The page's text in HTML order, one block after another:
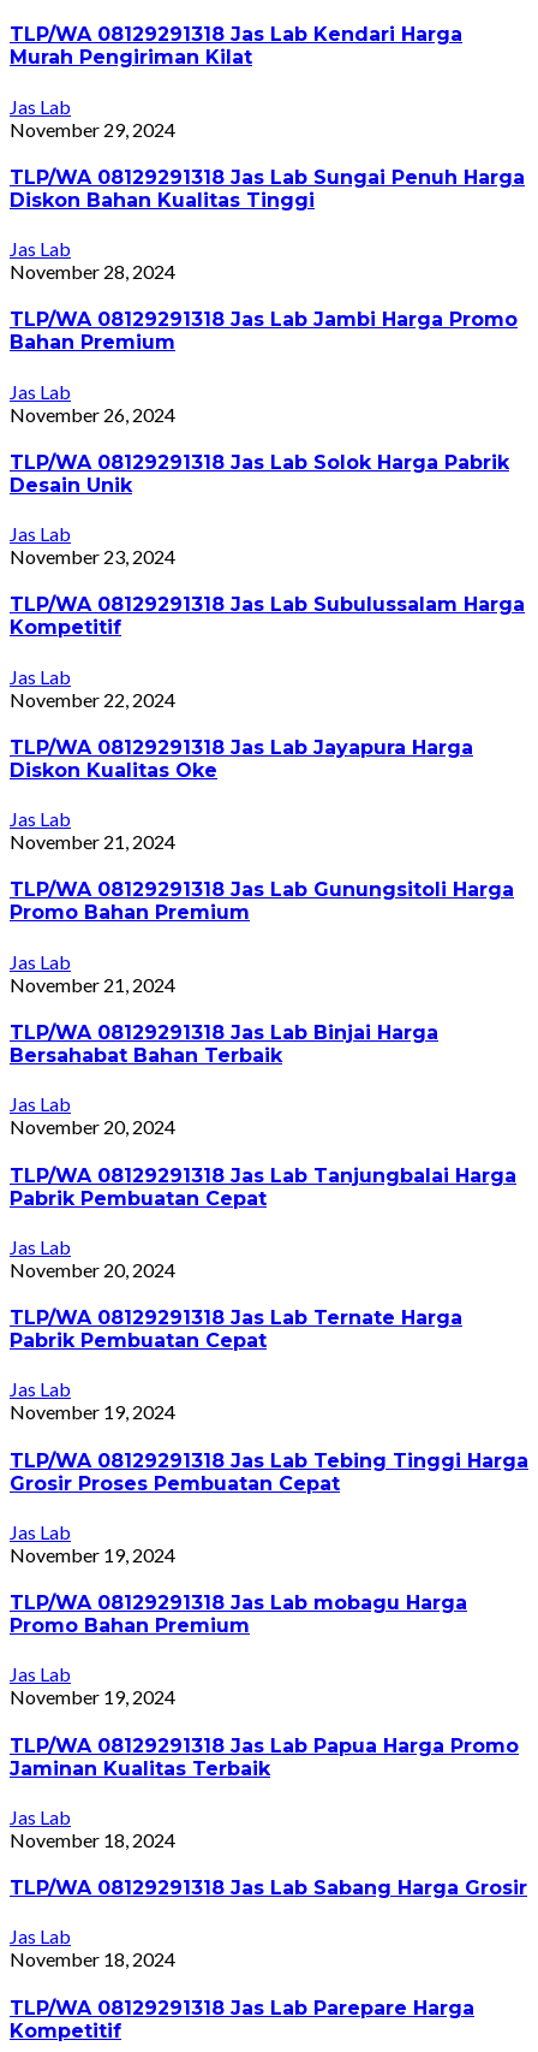
TLP/WA 08129291318 Jas Lab Kendari Harga
Murah Pengiriman Kilat
Jas Lab
November 29, 2024
TLP/WA 08129291318 Jas Lab Sungai Penuh Harga
Diskon Bahan Kualitas Tinggi
Jas Lab
November 28, 2024
TLP/WA 08129291318 Jas Lab Jambi Harga Promo
Bahan Premium
Jas Lab
November 26, 2024
TLP/WA 08129291318 Jas Lab Solok Harga Pabrik
Desain Unik
Jas Lab
November 23, 2024
TLP/WA 08129291318 Jas Lab Subulussalam Harga
Kompetitif
Jas Lab
November 22, 2024
TLP/WA 08129291318 Jas Lab Jayapura Harga
Diskon Kualitas Oke
Jas Lab
November 21, 2024
TLP/WA 08129291318 Jas Lab Gunungsitoli Harga
Promo Bahan Premium
Jas Lab
November 21, 2024
TLP/WA 08129291318 Jas Lab Binjai Harga
Bersahabat Bahan Terbaik
Jas Lab
November 20, 2024
TLP/WA 08129291318 Jas Lab Tanjungbalai Harga
Pabrik Pembuatan Cepat
Jas Lab
November 20, 2024
TLP/WA 08129291318 Jas Lab Ternate Harga
Pabrik Pembuatan Cepat
Jas Lab
November 19, 2024
TLP/WA 08129291318 Jas Lab Tebing Tinggi Harga
Grosir Proses Pembuatan Cepat
Jas Lab
November 19, 2024
TLP/WA 08129291318 Jas Lab mobagu Harga
Promo Bahan Premium
Jas Lab
November 19, 2024
TLP/WA 08129291318 Jas Lab Papua Harga Promo
Jaminan Kualitas Terbaik
Jas Lab
November 18, 2024
TLP/WA 08129291318 Jas Lab Sabang Harga Grosir
Jas Lab
November 18, 2024
TLP/WA 08129291318 Jas Lab Parepare Harga
Kompetitif